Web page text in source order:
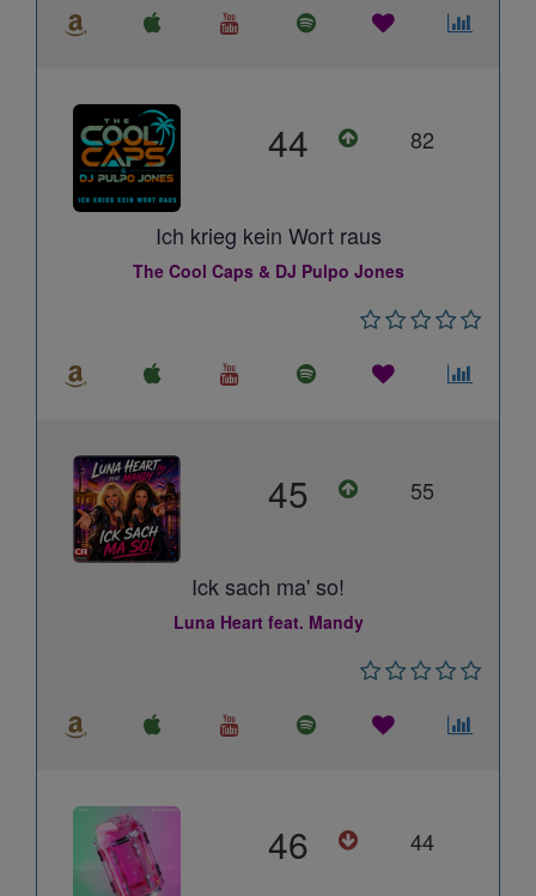
44 82
Ich krieg kein Wort raus
The Cool Caps & DJ Pulpo Jones
45 55
Ick sach ma' so!
Luna Heart feat. Mandy
46 44